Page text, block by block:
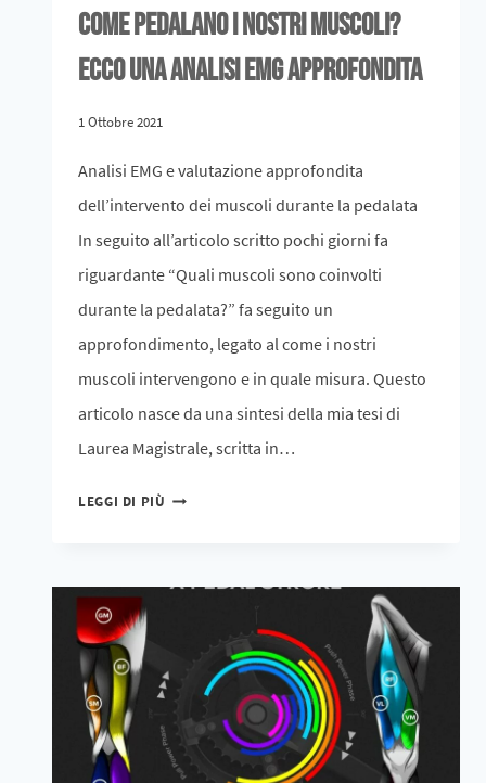
Come pedalano i nostri muscoli?
Ecco una analisi EMG approfondita
1 Ottobre 2021
Analisi EMG e valutazione approfondita
dell’intervento dei muscoli durante la pedalata
In seguito all’articolo scritto pochi giorni fa
riguardante “Quali muscoli sono coinvolti
durante la pedalata?” fa seguito un
approfondimento, legato al come i nostri
muscoli intervengono e in quale misura. Questo
articolo nasce da una sintesi della mia tesi di
Laurea Magistrale, scritta in…
LEGGI DI PIÙ